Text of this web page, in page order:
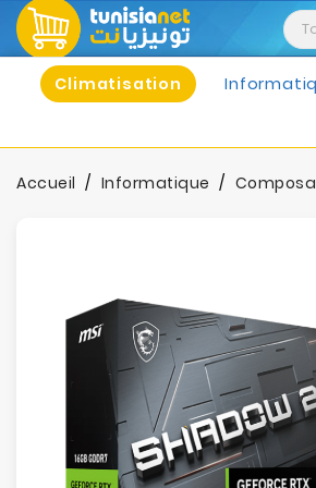
Climatisation
Accueil Informatique